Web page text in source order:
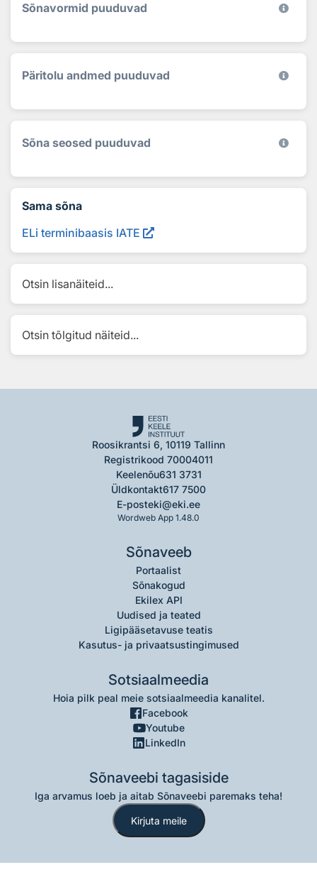
Sõnavormid puuduvad
Päritolu andmed puuduvad
Sõna seosed puuduvad
Sama sõna
ELi terminibaasis IATE
Otsin lisanäiteid...
Otsin tõlgitud näiteid...
Roosikrantsi 6, 10119 Tallinn
Registrikood 70004011
Keelenõu631 3731
Üldkontakt617 7500
E-posteki@eki.ee
Wordweb App 1.48.0
Sõnaveeb
Portaalist
Sõnakogud
Ekilex API
Uudised ja teated
Ligipääsetavuse teatis
Kasutus- ja privaatsustingimused
Sotsiaalmeedia
Hoia pilk peal meie sotsiaalmeedia kanalitel.
Facebook
Youtube
LinkedIn
Sõnaveebi tagasiside
Iga arvamus loeb ja aitab Sõnaveebi paremaks teha!
Kirjuta meile